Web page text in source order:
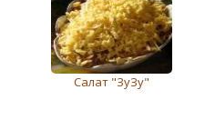
Салат "ЗуЗу"